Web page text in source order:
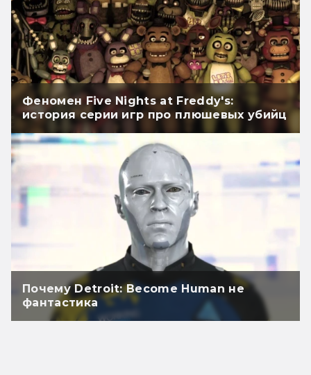
Феномен Five Nights at Freddy's:
история серии игр про плюшевых убийц
Почему Detroit: Become Human не
фантастика